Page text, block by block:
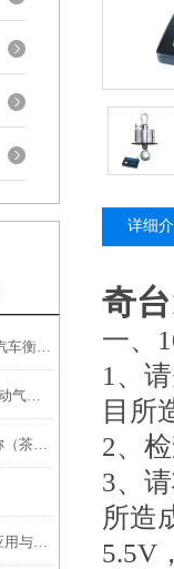
莘庄便携式地磅 七宝便携式汽车衡 吴泾防爆秤 华漕无人值守地磅
防爆液化气充装电子秤*全自动气体灌装秤*液化气灌装秤
景德镇吊磅）隆回防爆钢瓶称（茶陵3T地磅）吉州防爆磅称
电子天平在实验室中的重要应用与优势
详细
奇
一、
1、
目所
2、
3、
所造
5.5V